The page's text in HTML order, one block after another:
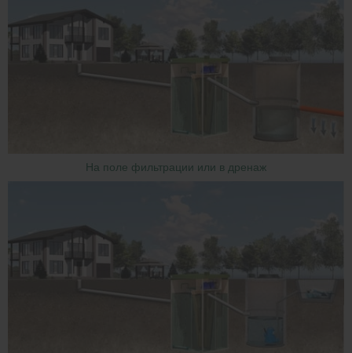
На поле фильтрации или в дренаж